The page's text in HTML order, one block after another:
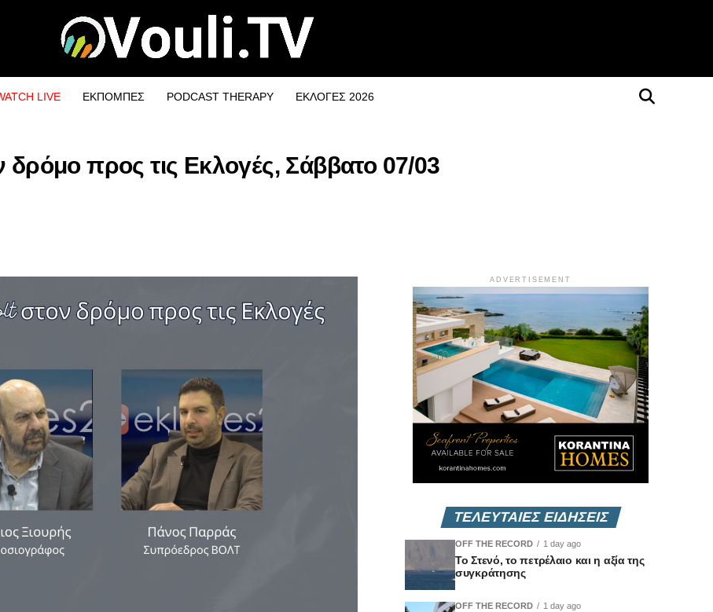
LIVE ΕΚΠΟΜΠΕΣ PODCAST THERAPY ΕΚΛΟΓΕΣ 2026
προς τις Εκλογές, Σάββατο 07/03
ADVERTISEMENT
ΤΕΛΕΥΤΑΙΕΣ ΕΙΔΗΣΕΙΣ
OFF THE RECORD 1 day ago
Το Στενό, το πετρέλαιο και η αξία της
συγκράτησης
OFF THE RECORD 1 day ago